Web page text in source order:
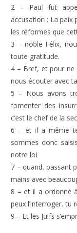
2 – Paul fut
accusation : La
les réformes que
3 – noble Félix,
toute gratitude.
4 – Bref, et pour ne
nous écouter avec
5 – Nous avons
fomenter des
c’est le chef de la
6 – et il a même
sommes donc
notre loi
7 – quand, passant
mains avec
8 – et il a ordonné
peux l’interroger, tu
9 – Et les Juifs